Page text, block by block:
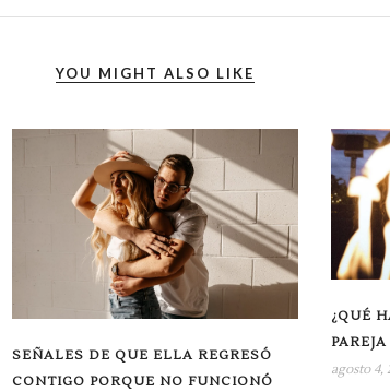
YOU MIGHT ALSO LIKE
SEÑALES DE QUE ELLA REGRESÓ
CONTIGO PORQUE NO FUNCIONÓ
¿QUÉ
agosto 4,